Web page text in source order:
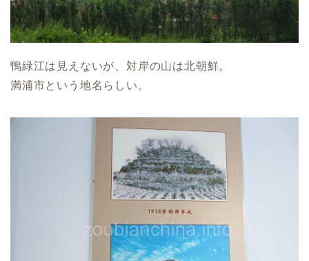
鴨緑江は見えないが、対岸の山は北朝鮮。
満浦市という地名らしい。